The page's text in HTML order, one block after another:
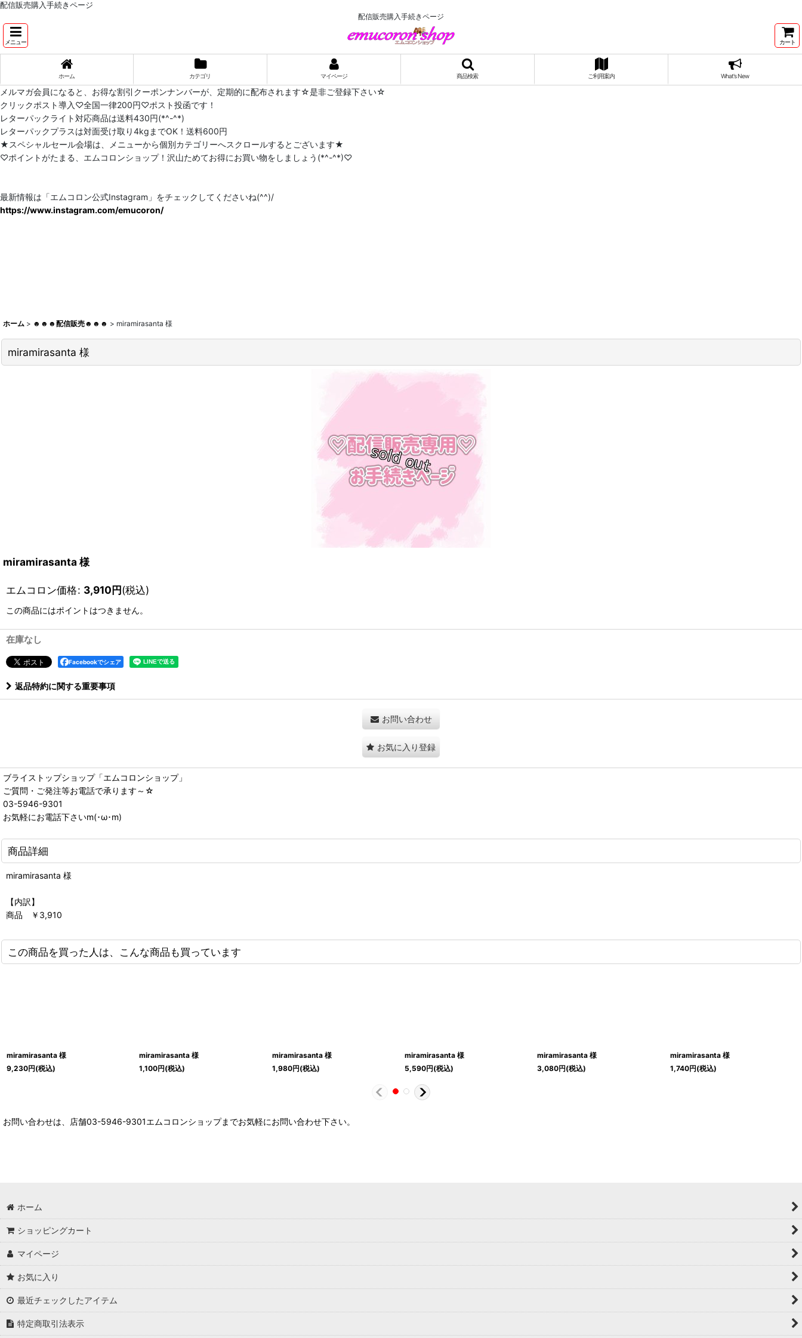
配信販売購入手続きページ
配信販売購入手続きページ
メニュー カート
ホーム カテゴリ マイページ 商品検索 ご利用案内 What's New
メルマガ会員になると、お得な割引クーポンナンバーが、定期的に配布されます☆是非ご登録下さい☆
クリックポスト導入♡全国一律200円♡ポスト投函です！
レターパックライト対応商品は送料430円(*^-^*)
レターパックプラスは対面受け取り4kgまでOK！送料600円
★スペシャルセール会場は、メニューから個別カテゴリーへスクロールするとございます★
♡ポイントがたまる、エムコロンショップ！沢山ためてお得にお買い物をしましょう(*^-^*)♡
最新情報は「エムコロン公式Instagram」をチェックしてくださいね(^^)/
https://www.instagram.com/emucoron/
ホーム > ☻☻☻配信販売☻☻☻ > miramirasanta 様
miramirasanta 様
miramirasanta 様
エムコロン価格: 3,910円(税込)
この商品にはポイントはつきません。
在庫なし
Facebookでシェア
返品特約に関する重要事項
お問い合わせ
お気に入り登録
ブライストップショップ「エムコロンショップ」
ご質問・ご発注等お電話で承ります～☆
03-5946-9301
お気軽にお電話下さいm(･ω･m)
商品詳細
miramirasanta 様
【内訳】
商品 ￥3,910
この商品を買った人は、こんな商品も買っています
miramirasanta 様
9,230円(税込)
miramirasanta 様
1,100円(税込)
miramirasanta 様
1,980円(税込)
miramirasanta 様
5,590円(税込)
miramirasanta 様
3,080円(税込)
miramirasanta 様
1,740円(税込)
お問い合わせは、店舗03-5946-9301エムコロンショップまでお気軽にお問い合わせ下さい。
ホーム
ショッピングカート
マイページ
お気に入り
最近チェックしたアイテム
特定商取引法表示